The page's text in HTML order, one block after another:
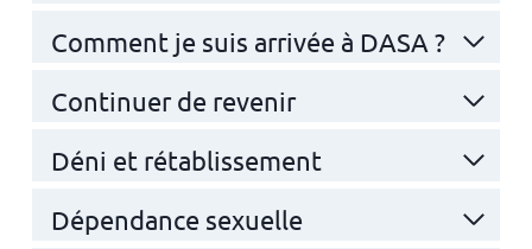
Comment je suis arrivée à DASA ?
Continuer de revenir
Déni et rétablissement
Dépendance sexuelle